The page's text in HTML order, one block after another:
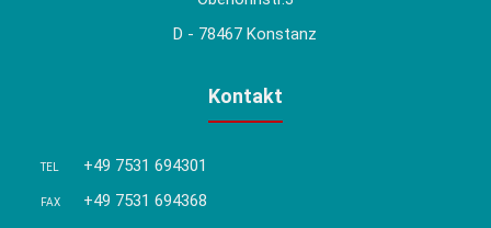
D - 78467 Konstanz
Kontakt
TEL +49 7531 694301
FAX +49 7531 694368